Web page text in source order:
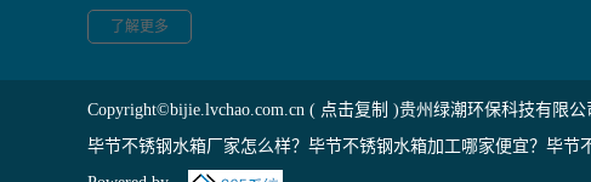
了解更多
Copyright©bijie.lvchao.com.cn ( 点击复制 )贵州绿潮环保科技有限公
毕节不锈钢水箱厂家怎么样？毕节不锈钢水箱加工哪家便宜？毕